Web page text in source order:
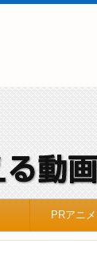
PRアニ